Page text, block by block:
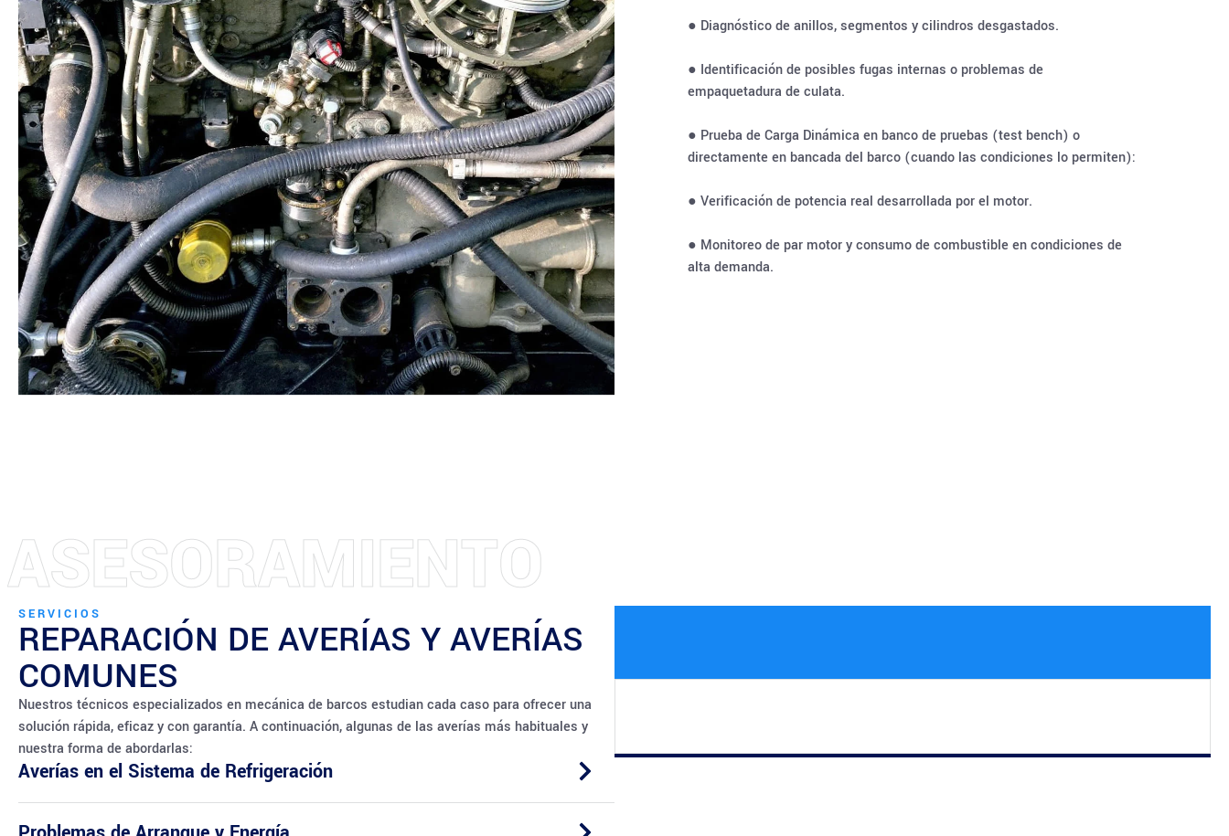
● Diagnóstico de anillos, segmentos y cilindros desgastados.
● Identificación de posibles fugas internas o problemas de
empaquetadura de culata.
● Prueba de Carga Dinámica en banco de pruebas (test bench) o
directamente en bancada del barco (cuando las condiciones lo permiten):
● Verificación de potencia real desarrollada por el motor.
● Monitoreo de par motor y consumo de combustible en condiciones de
alta demanda.
SERVICIOS
REPARACIÓN DE AVERÍAS Y AVERÍAS
COMUNES
Nuestros técnicos especializados en mecánica de barcos estudian cada caso para ofrecer una
solución rápida, eficaz y con garantía. A continuación, algunas de las averías más habituales y
nuestra forma de abordarlas:
Averías en el Sistema de Refrigeración
M E N TO
MANTENIMI E N